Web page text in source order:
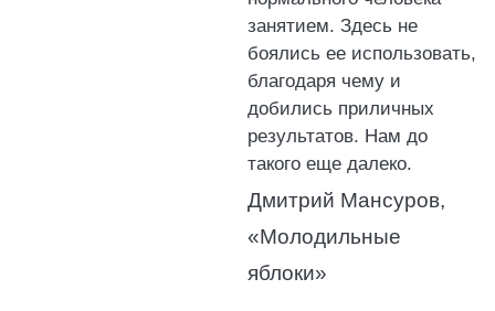
занятием. Здесь не
боялись ее использовать,
благодаря чему и
добились приличных
результатов. Нам до
такого еще далеко.
Дмитрий Мансуров,
«Молодильные
яблоки»